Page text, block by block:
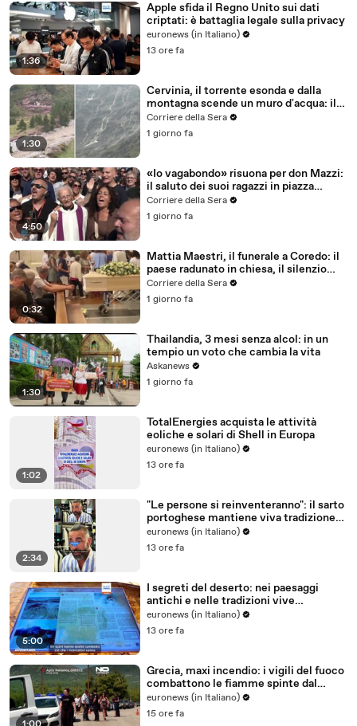
1:36
Apple sfida il Regno Unito sui dati
criptati: è battaglia legale sulla privacy
euronews (in Italiano)
13 ore fa
1:30
Cervinia, il torrente esonda e dalla
montagna scende un muro d'acqua: il
video del nubifragio
Corriere della Sera
1 giorno fa
4:50
«Io vagabondo» risuona per don Mazzi:
il saluto dei suoi ragazzi in piazza
Sant'Ambrogio
Corriere della Sera
1 giorno fa
0:32
Mattia Maestri, il funerale a Coredo: il
paese radunato in chiesa, il silenzio
della famiglia, gli abbracci
Corriere della Sera
1 giorno fa
1:30
Thailandia, 3 mesi senza alcol: in un
tempio un voto che cambia la vita
Askanews
1 giorno fa
1:02
TotalEnergies acquista le attività
eoliche e solari di Shell in Europa
euronews (in Italiano)
13 ore fa
2:34
"Le persone si reinventeranno": il sarto
portoghese mantiene viva tradizione
degli abiti su misura
euronews (in Italiano)
13 ore fa
5:00
I segreti del deserto: nei paesaggi
antichi e nelle tradizioni vive
dell'Uzbekistan
euronews (in Italiano)
13 ore fa
Grecia, maxi incendio: i vigili del fuoco
combattono le fiamme spinte dal
vento
euronews (in Italiano)
15 ore fa